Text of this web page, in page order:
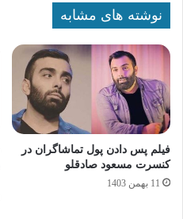
نوشته های مشابه
فیلم پس دادن پول تماشاگران در
کنسرت مسعود صادقلو
11 بهمن 1403